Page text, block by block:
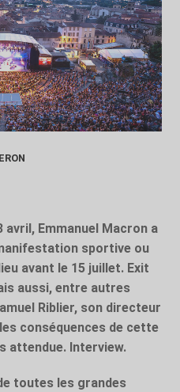
avril, Emmanuel Macron a
sportive ou
avant le 15 juillet. Exit
aussi, entre autres
Riblier, son directeur
conséquences de cette
attendue. Interview.
toutes les grandes